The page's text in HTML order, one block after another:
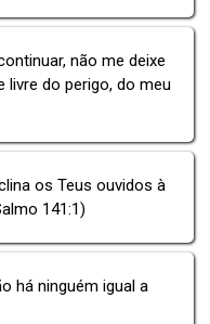
não me deixe
livre do perigo, do meu
os Teus ouvidos à
141:1)
há ninguém igual a